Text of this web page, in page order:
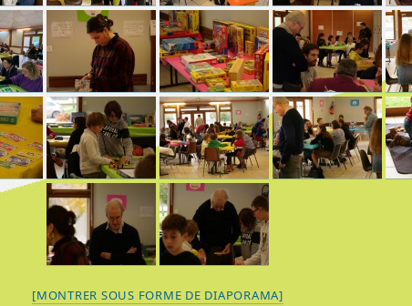
[MONTRER SOUS FORME DE DIAPORAMA]